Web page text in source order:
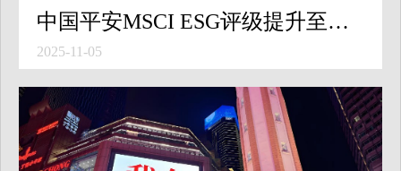
中国平安MSCI ESG评级提升至最高AAA级，连续四年位列亚太区第一
2025-11-05